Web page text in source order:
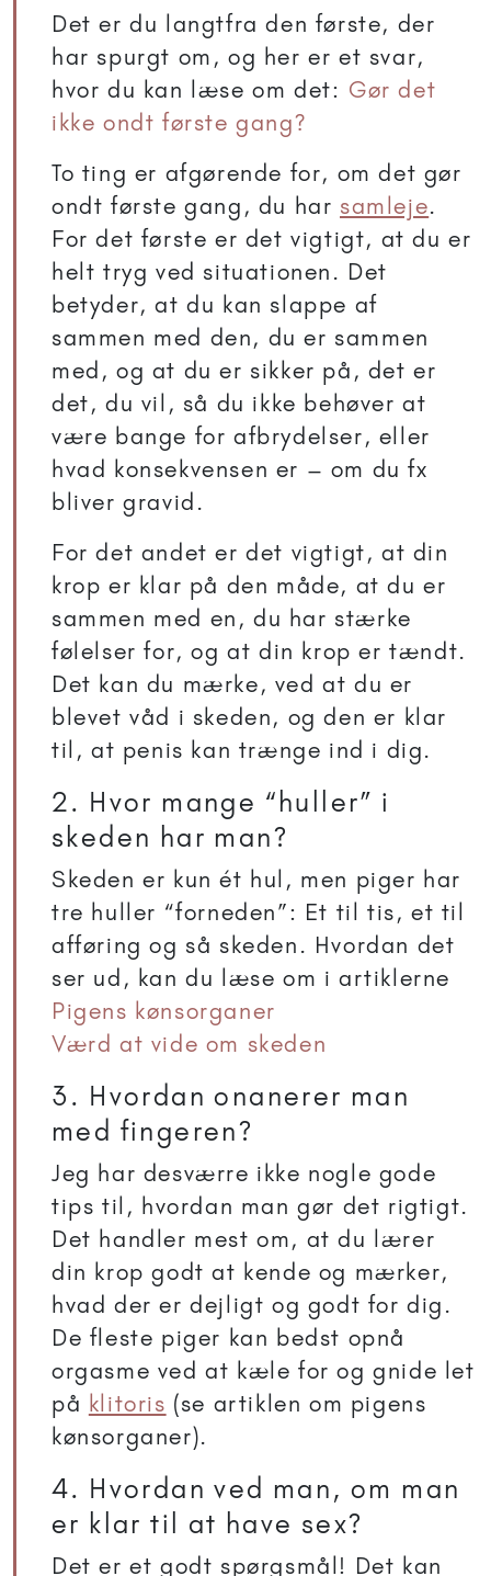
Det er du langtfra den første, der
har spurgt om, og her er et svar,
hvor du kan læse om det: Gør det
ikke ondt første gang?
To ting er afgørende for, om det gør
ondt første gang, du har samleje.
For det første er det vigtigt, at du er
helt tryg ved situationen. Det
betyder, at du kan slappe af
sammen med den, du er sammen
med, og at du er sikker på, det er
det, du vil, så du ikke behøver at
være bange for afbrydelser, eller
hvad konsekvensen er – om du fx
bliver gravid.
For det andet er det vigtigt, at din
krop er klar på den måde, at du er
sammen med en, du har stærke
følelser for, og at din krop er tændt.
Det kan du mærke, ved at du er
blevet våd i skeden, og den er klar
til, at penis kan trænge ind i dig.
2. Hvor mange “huller” i
skeden har man?
Skeden er kun ét hul, men piger har
tre huller “forneden”: Et til tis, et til
afføring og så skeden. Hvordan det
ser ud, kan du læse om i artiklerne
Pigens kønsorganer
Værd at vide om skeden
3. Hvordan onanerer man
med fingeren?
Jeg har desværre ikke nogle gode
tips til, hvordan man gør det rigtigt.
Det handler mest om, at du lærer
din krop godt at kende og mærker,
hvad der er dejligt og godt for dig.
De fleste piger kan bedst opnå
orgasme ved at kæle for og gnide let
på klitoris (se artiklen om pigens
kønsorganer).
4. Hvordan ved man, om man
er klar til at have sex?
Det er et godt spørgsmål! Det kan